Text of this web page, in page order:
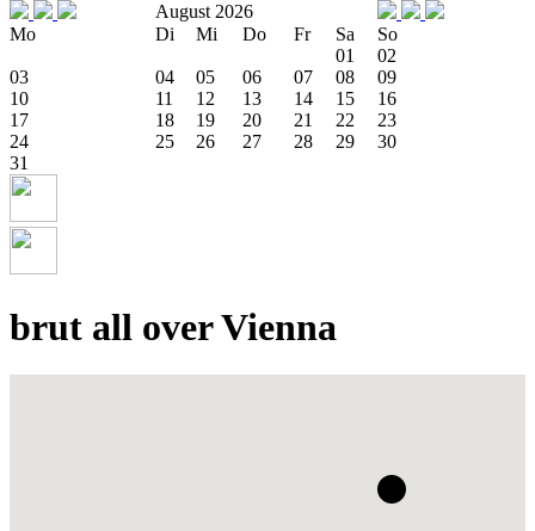
August 2026
Mo
Di Mi Do Fr Sa
So
01
02
03
04 05 06 07 08
09
10
11 12 13 14 15
16
17
18 19 20 21 22
23
24
25 26 27 28 29
30
31
brut all over Vienna